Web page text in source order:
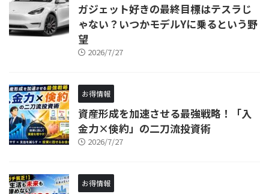
ガジェット好きの最終目標はテスラじ
ゃない？いつかモデルYに乗るという野
望
2026/7/27
お得情報
資産形成を加速させる最強戦略！「入
金力×倹約」の二刀流投資術
2026/7/27
お得情報